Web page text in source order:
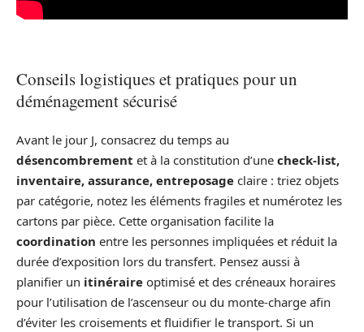
Conseils logistiques et pratiques pour un
déménagement sécurisé
Avant le jour J, consacrez du temps au
désencombrement et à la constitution d’une check-list,
inventaire, assurance, entreposage claire : triez objets
par catégorie, notez les éléments fragiles et numérotez les
cartons par pièce. Cette organisation facilite la
coordination entre les personnes impliquées et réduit la
durée d’exposition lors du transfert. Pensez aussi à
planifier un itinéraire optimisé et des créneaux horaires
pour l’utilisation de l’ascenseur ou du monte-charge afin
d’éviter les croisements et fluidifier le transport. Si un